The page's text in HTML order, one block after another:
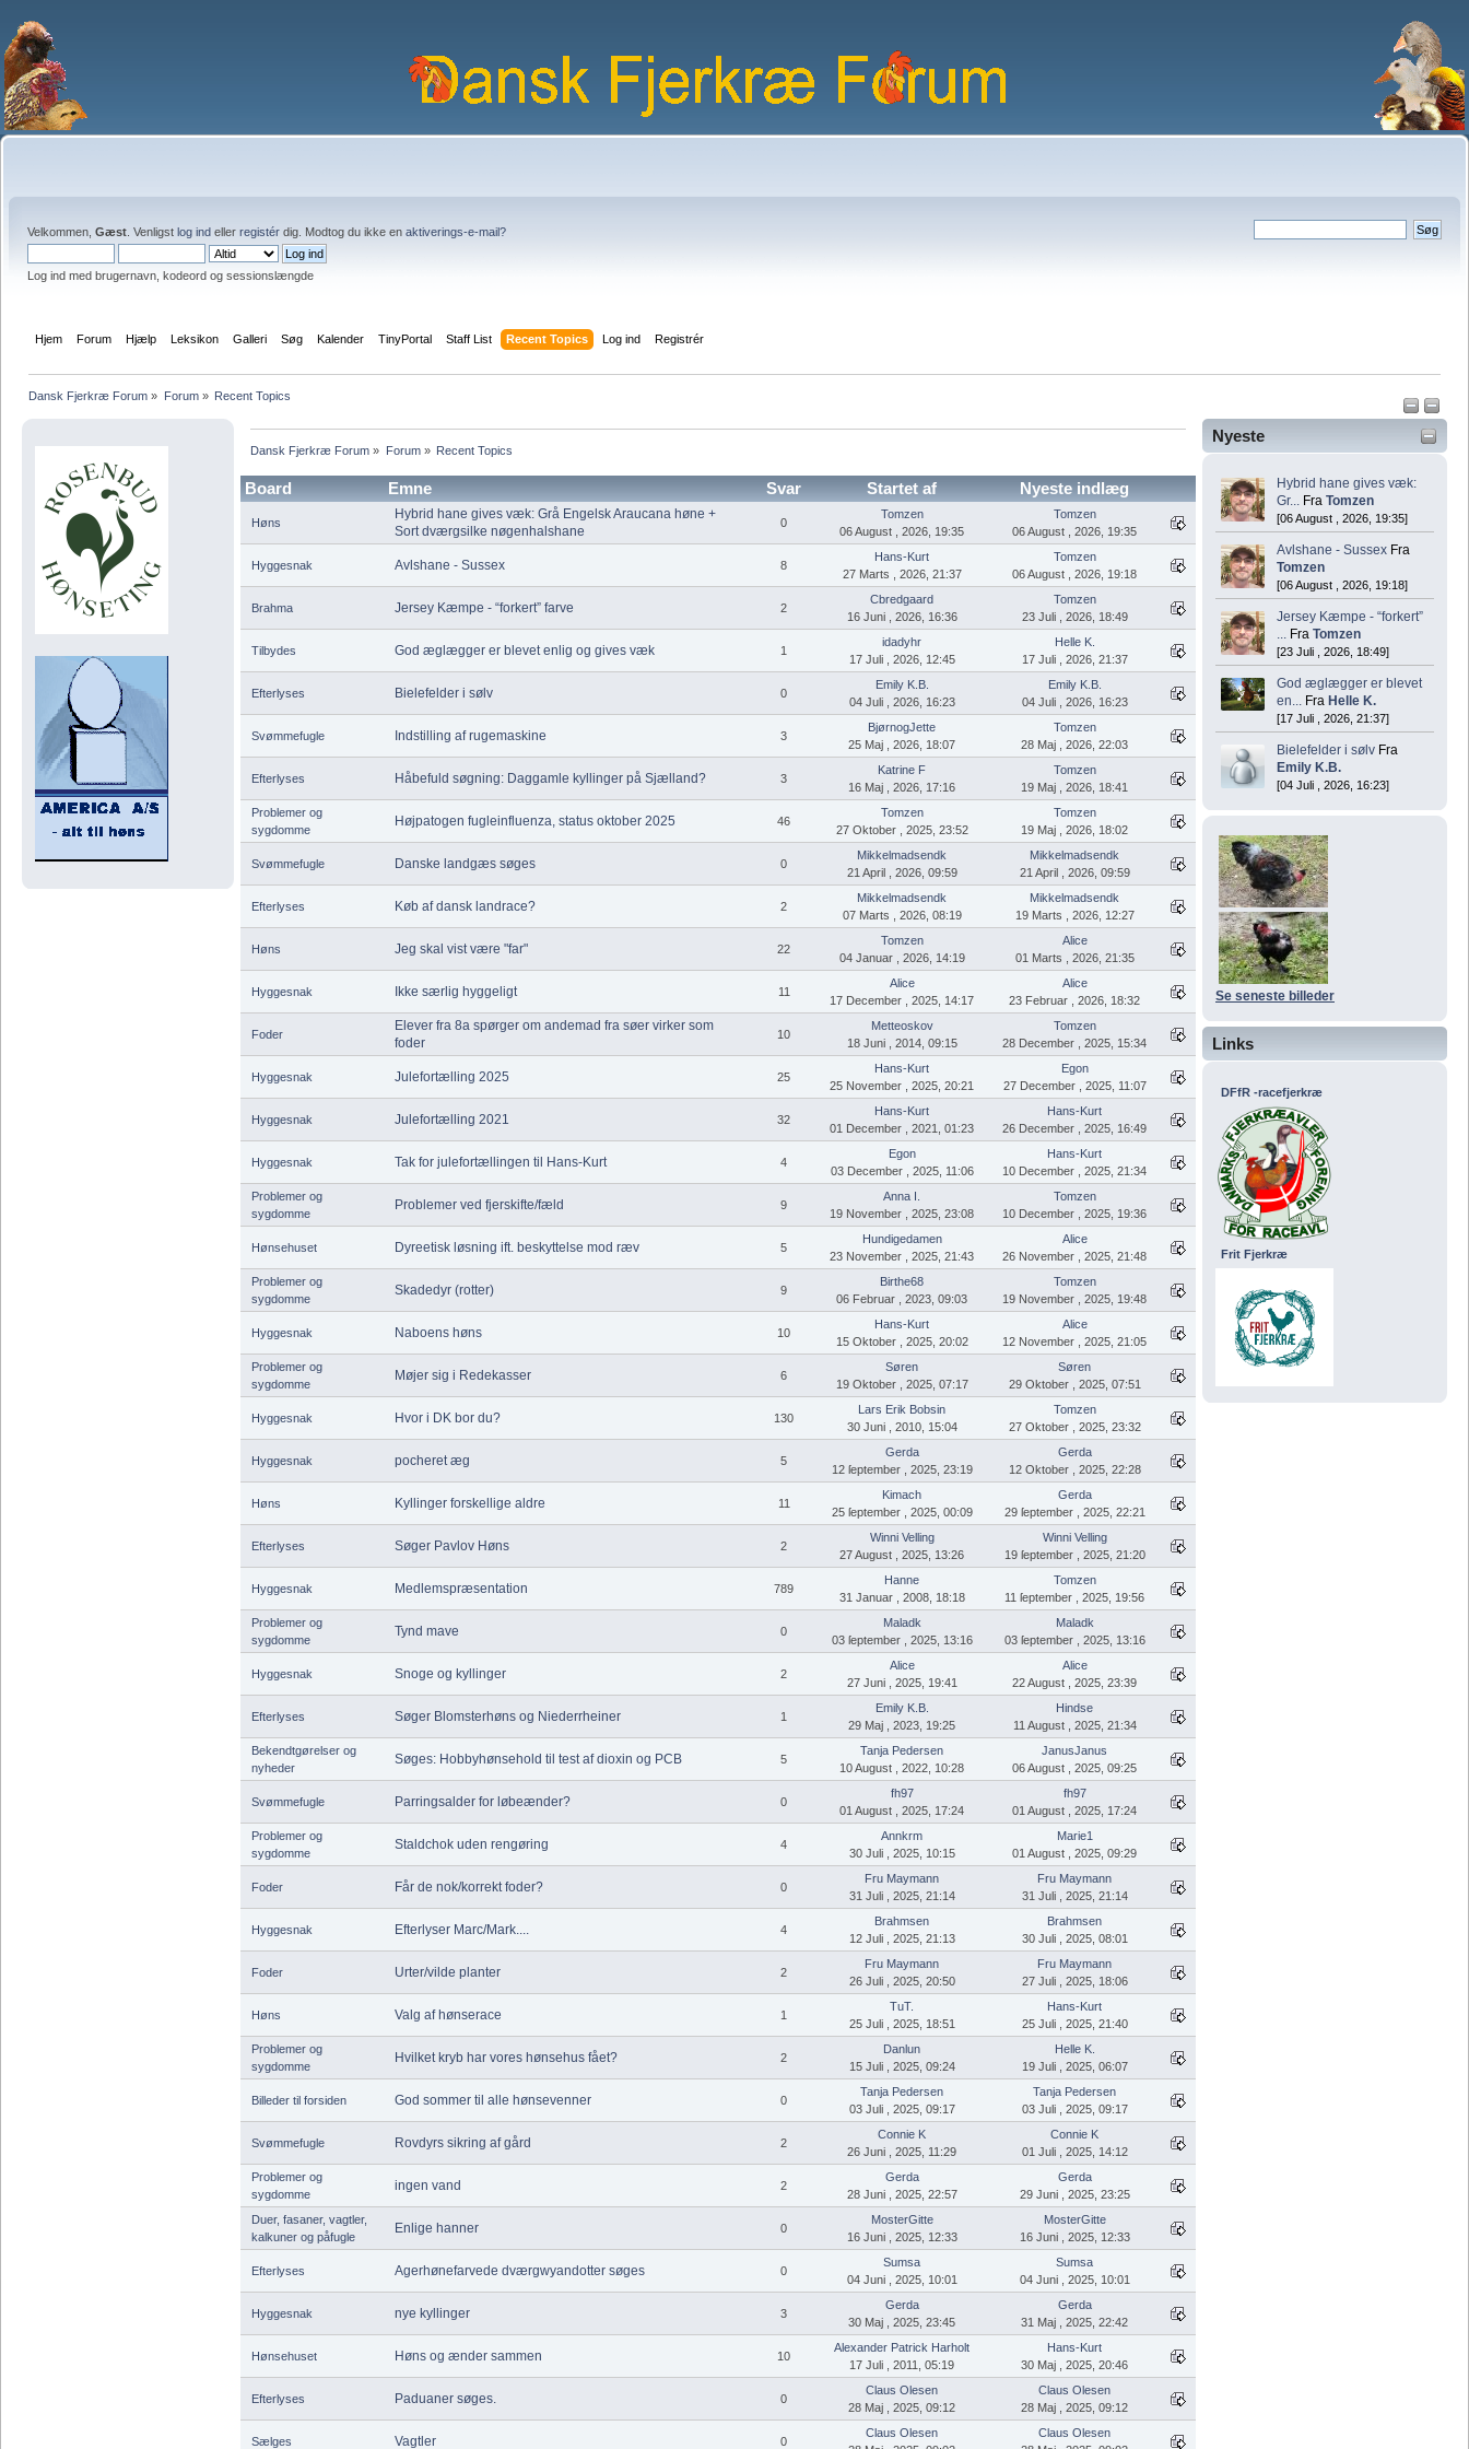
Velkommen, Gæst . Venligst log ind eller registér dig. Modtog du ikke en aktiverings-e-mail?
Log ind med brugernavn, kodeord og sessionslængde
Hjem Forum Hjælp Leksikon Galleri Søg Kalender TinyPortal Staff List Recent Topics Log ind Registrér
Dansk Fjerkræ Forum » Forum» Recent Topics
Nyeste
Hybrid hane gives væk:
Gr... Fra Tomzen
[06 August , 2026, 19:35]
Avlshane - Sussex Fra
Tomzen
[06 August , 2026, 19:18]
Jersey Kæmpe - “forkert”
... Fra Tomzen
[23 Juli , 2026, 18:49]
God æglægger er blevet
en... Fra Helle K.
[17 Juli , 2026, 21:37]
Bielefelder i sølv Fra
Emily K.B.
[04 Juli , 2026, 16:23]
Se seneste billeder
Links
DFfR -racefjerkræ
Frit Fjerkræ
Dansk Fjerkræ Forum » Forum» Recent Topics
Board Emne Svar Startet af Nyeste indlæg
Høns
Hybrid hane gives væk: Grå Engelsk Araucana høne +
Sort dværgsilke nøgenhalshane
0
Tomzen
06 August , 2026, 19:35
Tomzen
06 August , 2026, 19:35
Hyggesnak Avlshane - Sussex 8
Hans-Kurt
27 Marts , 2026, 21:37
Tomzen
06 August , 2026, 19:18
Brahma Jersey Kæmpe - “forkert” farve 2
Cbredgaard
16 Juni , 2026, 16:36
Tomzen
23 Juli , 2026, 18:49
Tilbydes God æglægger er blevet enlig og gives væk 1
idadyhr
17 Juli , 2026, 12:45
Helle K.
17 Juli , 2026, 21:37
Efterlyses Bielefelder i sølv 0
Emily K.B.
04 Juli , 2026, 16:23
Emily K.B.
04 Juli , 2026, 16:23
Svømmefugle Indstilling af rugemaskine 3
BjørnogJette
25 Maj , 2026, 18:07
Tomzen
28 Maj , 2026, 22:03
Efterlyses Håbefuld søgning: Daggamle kyllinger på Sjælland? 3
Katrine F
16 Maj , 2026, 17:16
Tomzen
19 Maj , 2026, 18:41
Problemer og
sygdomme
Højpatogen fugleinfluenza, status oktober 2025 46
Tomzen
27 Oktober , 2025, 23:52
Tomzen
19 Maj , 2026, 18:02
Svømmefugle Danske landgæs søges 0
Mikkelmadsendk
21 April , 2026, 09:59
Mikkelmadsendk
21 April , 2026, 09:59
Efterlyses Køb af dansk landrace? 2
Mikkelmadsendk
07 Marts , 2026, 08:19
Mikkelmadsendk
19 Marts , 2026, 12:27
Høns Jeg skal vist være "far" 22
Tomzen
04 Januar , 2026, 14:19
Alice
01 Marts , 2026, 21:35
Hyggesnak Ikke særlig hyggeligt 11
Alice
17 December , 2025, 14:17
Alice
23 Februar , 2026, 18:32
Foder
Elever fra 8a spørger om andemad fra søer virker som
foder
10
Metteoskov
18 Juni , 2014, 09:15
Tomzen
28 December , 2025, 15:34
Hyggesnak Julefortælling 2025 25
Hans-Kurt
25 November , 2025, 20:21
Egon
27 December , 2025, 11:07
Hyggesnak Julefortælling 2021 32
Hans-Kurt
01 December , 2021, 01:23
Hans-Kurt
26 December , 2025, 16:49
Hyggesnak Tak for julefortællingen til Hans-Kurt 4
Egon
03 December , 2025, 11:06
Hans-Kurt
10 December , 2025, 21:34
Problemer og
sygdomme
Problemer ved fjerskifte/fæld 9
Anna I.
19 November , 2025, 23:08
Tomzen
10 December , 2025, 19:36
Hønsehuset Dyreetisk løsning ift. beskyttelse mod ræv 5
Hundigedamen
23 November , 2025, 21:43
Alice
26 November , 2025, 21:48
Problemer og
sygdomme
Skadedyr (rotter) 9
Birthe68
06 Februar , 2023, 09:03
Tomzen
19 November , 2025, 19:48
Hyggesnak Naboens høns 10
Hans-Kurt
15 Oktober , 2025, 20:02
Alice
12 November , 2025, 21:05
Problemer og
sygdomme
Møjer sig i Redekasser 6
Søren
19 Oktober , 2025, 07:17
Søren
29 Oktober , 2025, 07:51
Hyggesnak Hvor i DK bor du? 130
Lars Erik Bobsin
30 Juni , 2010, 15:04
Tomzen
27 Oktober , 2025, 23:32
Hyggesnak pocheret æg 5
Gerda
12 ſeptember , 2025, 23:19
Gerda
12 Oktober , 2025, 22:28
Høns Kyllinger forskellige aldre 11
Kimach
25 ſeptember , 2025, 00:09
Gerda
29 ſeptember , 2025, 22:21
Efterlyses Søger Pavlov Høns 2
Winni Velling
27 August , 2025, 13:26
Winni Velling
19 ſeptember , 2025, 21:20
Hyggesnak Medlemspræsentation 789
Hanne
31 Januar , 2008, 18:18
Tomzen
11 ſeptember , 2025, 19:56
Problemer og
sygdomme
Tynd mave 0
Maladk
03 ſeptember , 2025, 13:16
Maladk
03 ſeptember , 2025, 13:16
Hyggesnak Snoge og kyllinger 2
Alice
27 Juni , 2025, 19:41
Alice
22 August , 2025, 23:39
Efterlyses Søger Blomsterhøns og Niederrheiner 1
Emily K.B.
29 Maj , 2023, 19:25
Hindse
11 August , 2025, 21:34
Bekendtgørelser og
nyheder
Søges: Hobbyhønsehold til test af dioxin og PCB 5
Tanja Pedersen
10 August , 2022, 10:28
JanusJanus
06 August , 2025, 09:25
Svømmefugle Parringsalder for løbeænder? 0
fh97
01 August , 2025, 17:24
fh97
01 August , 2025, 17:24
Problemer og
sygdomme
Staldchok uden rengøring 4
Annkrm
30 Juli , 2025, 10:15
Marie1
01 August , 2025, 09:29
Foder Får de nok/korrekt foder? 0
Fru Maymann
31 Juli , 2025, 21:14
Fru Maymann
31 Juli , 2025, 21:14
Hyggesnak Efterlyser Marc/Mark.... 4
Brahmsen
12 Juli , 2025, 21:13
Brahmsen
30 Juli , 2025, 08:01
Foder Urter/vilde planter 2
Fru Maymann
26 Juli , 2025, 20:50
Fru Maymann
27 Juli , 2025, 18:06
Høns Valg af hønserace 1
TuT.
25 Juli , 2025, 18:51
Hans-Kurt
25 Juli , 2025, 21:40
Problemer og
sygdomme
Hvilket kryb har vores hønsehus fået? 2
Danlun
15 Juli , 2025, 09:24
Helle K.
19 Juli , 2025, 06:07
Billeder til forsiden God sommer til alle hønsevenner 0
Tanja Pedersen
03 Juli , 2025, 09:17
Tanja Pedersen
03 Juli , 2025, 09:17
Svømmefugle Rovdyrs sikring af gård 2
Connie K
26 Juni , 2025, 11:29
Connie K
01 Juli , 2025, 14:12
Problemer og
sygdomme
ingen vand 2
Gerda
28 Juni , 2025, 22:57
Gerda
29 Juni , 2025, 23:25
Duer, fasaner, vagtler,
kalkuner og påfugle
Enlige hanner 0
MosterGitte
16 Juni , 2025, 12:33
MosterGitte
16 Juni , 2025, 12:33
Efterlyses Agerhønefarvede dværgwyandotter søges 0
Sumsa
04 Juni , 2025, 10:01
Sumsa
04 Juni , 2025, 10:01
Hyggesnak nye kyllinger 3
Gerda
30 Maj , 2025, 23:45
Gerda
31 Maj , 2025, 22:42
Hønsehuset Høns og ænder sammen 10
Alexander Patrick Harholt
17 Juli , 2011, 05:19
Hans-Kurt
30 Maj , 2025, 20:46
Efterlyses Paduaner søges. 0
Claus Olesen
28 Maj , 2025, 09:12
Claus Olesen
28 Maj , 2025, 09:12
Sælges Vagtler 0
Claus Olesen
Claus Olesen